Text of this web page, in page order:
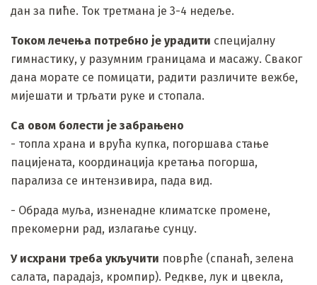
дан за пиће. Ток третмана је 3-4 недеље.
Током лечења потребно је урадити специјалну
гимнастику, у разумним границама и масажу. Сваког
дана морате се помицати, радити различите вежбе,
мијешати и трљати руке и стопала.
Са овом болести је забрањено
- топла храна и врућа купка, погоршава стање
пацијената, координација кретања погорша,
парализа се интензивира, пада вид.
- Обрада муља, изненадне климатске промене,
прекомерни рад, излагање сунцу.
У исхрани треба укључити поврће (спанаћ, зелена
салата, парадајз, кромпир). Редкве, лук и цвекла,